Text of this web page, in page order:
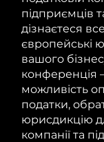
підприємців
дізнаєтеся
європейські
вашого
конференція
можливість
податки,
юрисдикцію
компанії та